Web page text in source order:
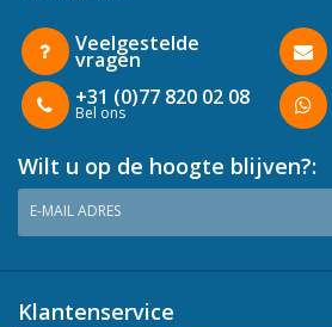
Veelgestelde
vragen
+31 (0)77 820 02 08
Bel ons
Wilt u op de hoogte blijven?:
E-MAIL ADRES
Klantenservice